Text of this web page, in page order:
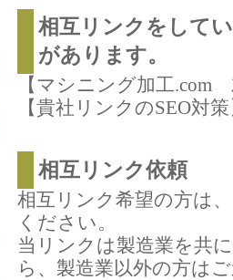
相互リンクをして
があります。
【マシニング加工
【貴社リンクのSEO対
相互リンク依頼
相互リンク希望の方は、
ください。
当リンクは製造業を共
ら、製造業以外の方は